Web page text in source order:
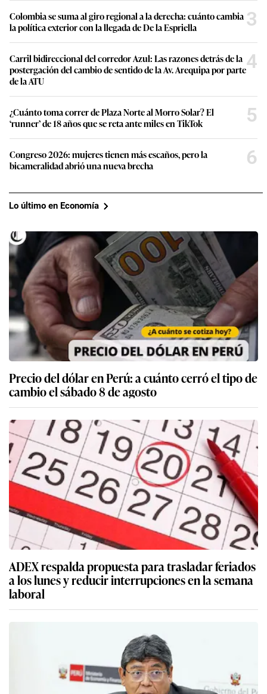
Colombia se suma al giro regional a la derecha: cuánto cambia
la política exterior con la llegada de De la Espriella
3
Carril bidireccional del corredor Azul: Las razones detrás de la
postergación del cambio de sentido de la Av. Arequipa por parte
de la ATU
4
¿Cuánto toma correr de Plaza Norte al Morro Solar? El
‘runner’ de 18 años que se reta ante miles en TikTok
5
Congreso 2026: mujeres tienen más escaños, pero la
bicameralidad abrió una nueva brecha
6
Lo último en Economía
Precio del dólar en Perú: a cuánto cerró el tipo de
cambio el sábado 8 de agosto
ADEX respalda propuesta para trasladar feriados
a los lunes y reducir interrupciones en la semana
laboral